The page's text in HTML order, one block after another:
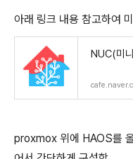
아래 링크 내용 참고하여
NUC(미
proxmox 위에 HAOS를